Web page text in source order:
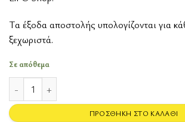
Tα έξοδα αποστολής υπολογίζονται για
ξεχωριστά.
Σε απόθεμα
Τι να κάνεις στη Θεσσαλονίκη τώρα ποσότητα
ΠΡΟΣΘΉΚΗ ΣΤΟ ΚΑΛΆΘΙ